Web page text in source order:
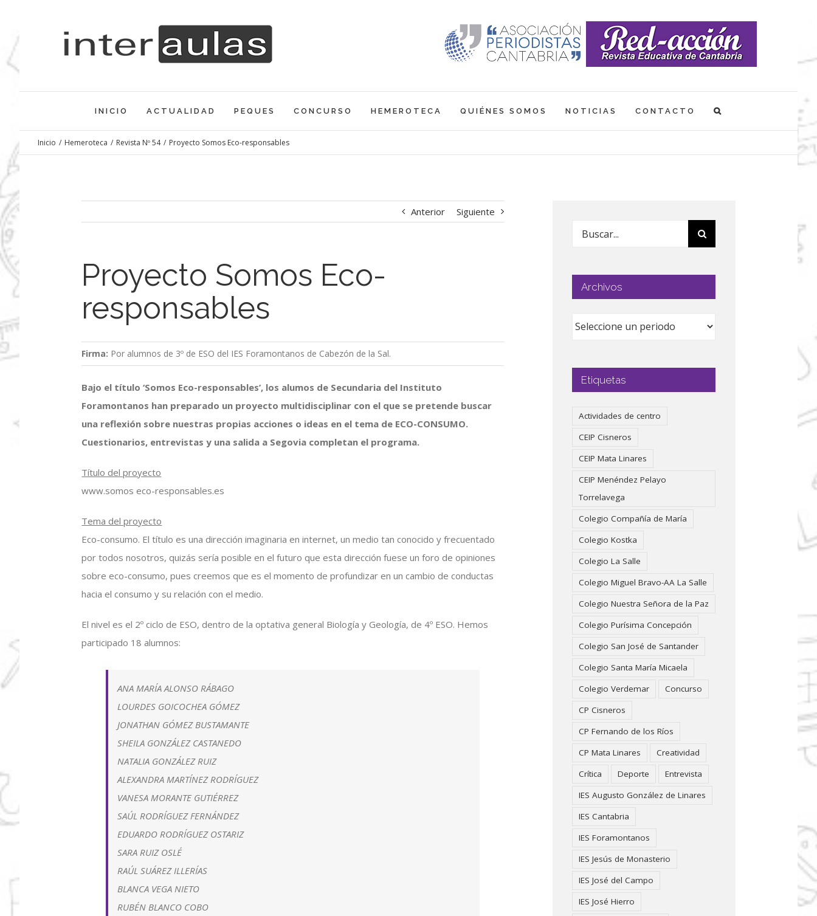
contenido
INICIO ACTUALIDAD PEQUES CONCURSO HEMEROTECA QUIÉNES SOMOS NOTICIAS CONTACTO
Inicio / Hemeroteca / Revista Nº 54 / Proyecto Somos Eco-responsables
Anterior Siguiente
Proyecto Somos Eco-
responsables
Firma: Por alumnos de 3º de ESO del IES Foramontanos de Cabezón de la Sal.
Bajo el título ‘Somos Eco-responsables’, los alumos de Secundaria del Instituto
Foramontanos han preparado un proyecto multidisciplinar con el que se pretende buscar
una reflexión sobre nuestras propias acciones o ideas en el tema de ECO-CONSUMO.
Cuestionarios, entrevistas y una salida a Segovia completan el programa.
Título del proyecto
www.somos eco-responsables.es
Tema del proyecto
Eco-consumo. El título es una dirección imaginaria en internet, un medio tan conocido y frecuentado
por todos nosotros, quizás sería posible en el futuro que esta dirección fuese un foro de opiniones
sobre eco-consumo, pues creemos que es el momento de profundizar en un cambio de conductas
hacia el consumo y su relación con el medio.
El nivel es el 2º ciclo de ESO, dentro de la optativa general Biología y Geología, de 4º ESO. Hemos
participado 18 alumnos:
ANA MARÍA ALONSO RÁBAGO
LOURDES GOICOCHEA GÓMEZ
JONATHAN GÓMEZ BUSTAMANTE
SHEILA GONZÁLEZ CASTANEDO
NATALIA GONZÁLEZ RUIZ
ALEXANDRA MARTÍNEZ RODRÍGUEZ
VANESA MORANTE GUTIÉRREZ
SAÚL RODRÍGUEZ FERNÁNDEZ
EDUARDO RODRÍGUEZ OSTARIZ
SARA RUIZ OSLÉ
RAÚL SUÁREZ ILLERÍAS
BLANCA VEGA NIETO
RUBÉN BLANCO COBO
Buscar:
Archivos
Etiquetas
Actividades de centro
CEIP Cisneros
CEIP Mata Linares
CEIP Menéndez Pelayo
Torrelavega
Colegio Compañía de María
Colegio Kostka
Colegio La Salle
Colegio Miguel Bravo-AA La Salle
Colegio Nuestra Señora de la Paz
Colegio Purísima Concepción
Colegio San José de Santander
Colegio Santa María Micaela
Colegio Verdemar
Concurso
CP Cisneros
CP Fernando de los Ríos
CP Mata Linares
Creatividad
Crítica
Deporte
Entrevista
IES Augusto González de Linares
IES Cantabria
IES Foramontanos
IES Jesús de Monasterio
IES José del Campo
IES José Hierro